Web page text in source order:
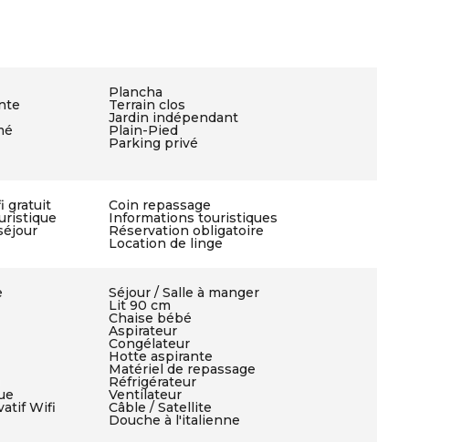
Plancha
Terrain clos
Jardin indépendant
Plain-Pied
Parking privé
gratuit Coin repassage
Informations touristiques
Réservation obligatoire
Location de linge
Séjour / Salle à manger
Lit 90 cm
Chaise bébé
Aspirateur
Congélateur
Hotte aspirante
Matériel de repassage
Réfrigérateur
Ventilateur
Wifi Câble / Satellite
Douche à l'italienne